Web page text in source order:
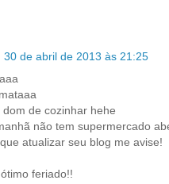
30 de abril de 2013 às 21:25
dom de cozinhar hehe
não tem supermercado
atualizar seu blog me avise!
feriado!!